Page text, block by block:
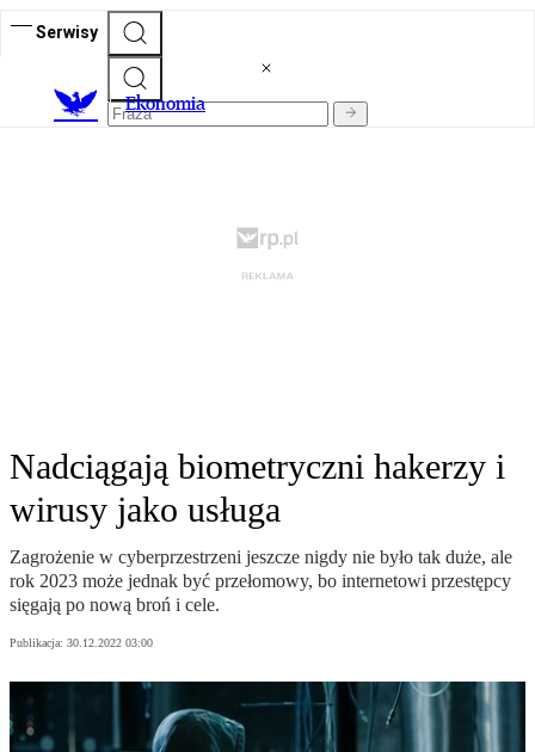
Serwisy
Ekonomia
Nadciągają biometryczni hakerzy i
wirusy jako usługa
Zagrożenie w cyberprzestrzeni jeszcze nigdy nie było tak duże, ale
rok 2023 może jednak być przełomowy, bo internetowi przestępcy
sięgają po nową broń i cele.
Publikacja: 30.12.2022 03:00